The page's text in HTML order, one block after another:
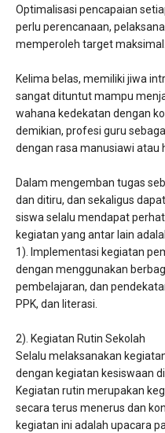
Optimalisasi pencapaian
perlu perencanaan,
memperoleh target maksimal.
Kelima belas, memiliki jiwa
sangat dituntut mampu
wahana kedekatan dengan
demikian, profesi guru
dengan rasa manusiawi atau
Dalam mengemban tugas
dan ditiru, dan sekaligus
siswa selalu mendapat
kegiatan yang antar lain
1). Implementasi kegiatan
dengan menggunakan
pembelajaran, dan
PPK, dan literasi.
2). Kegiatan Rutin Sekolah
Selalu melaksanakan
dengan kegiatan kesiswaan
Kegiatan rutin merupakan
secara terus menerus dan
kegiatan ini adalah upacara